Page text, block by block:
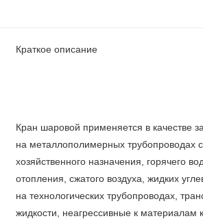
Краткое описание
Кран шаровой применяется в качестве
на металлополимерных трубопроводах
хозяйственного назначения, горячего
отопления, сжатого воздуха, жидких
на технологических трубопроводах,
жидкости, неагрессивные к материалам